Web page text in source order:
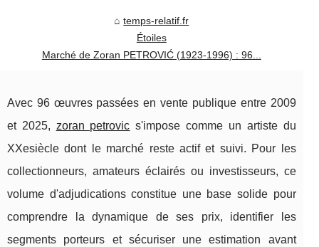
temps-relatif.fr
Étoiles
Marché de Zoran PETROVIĆ (1923‑1996) : 96...
Avec 96 œuvres passées en vente publique entre 2009
et 2025, zoran petrovic s'impose comme un artiste du
XXesiècle dont le marché reste actif et suivi. Pour les
collectionneurs, amateurs éclairés ou investisseurs, ce
volume d'adjudications constitue une base solide pour
comprendre la dynamique de ses prix, identifier les
segments porteurs et sécuriser une estimation avant